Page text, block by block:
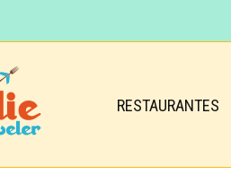
RESTAURANTES